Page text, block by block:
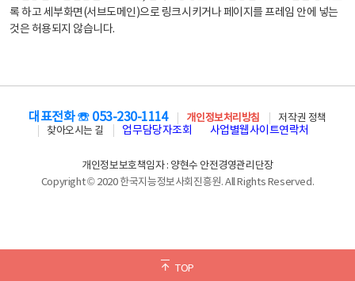
록 하고 세부화면(서브도메인)으로 링크시키거나 페이지를 프레임 안에 넣는
것은 허용되지 않습니다.
TOP
대표전화 ☏ 053-230-1114 개인정보처리방침
저작권 정책
찾아오시는 길
업무담당자조회 사업별웹사이트연락처
개인정보보호책임자 : 양현수 안전경영관리단장
Copyright © 2020 한국지능정보사회진흥원. All Rights Reserved.